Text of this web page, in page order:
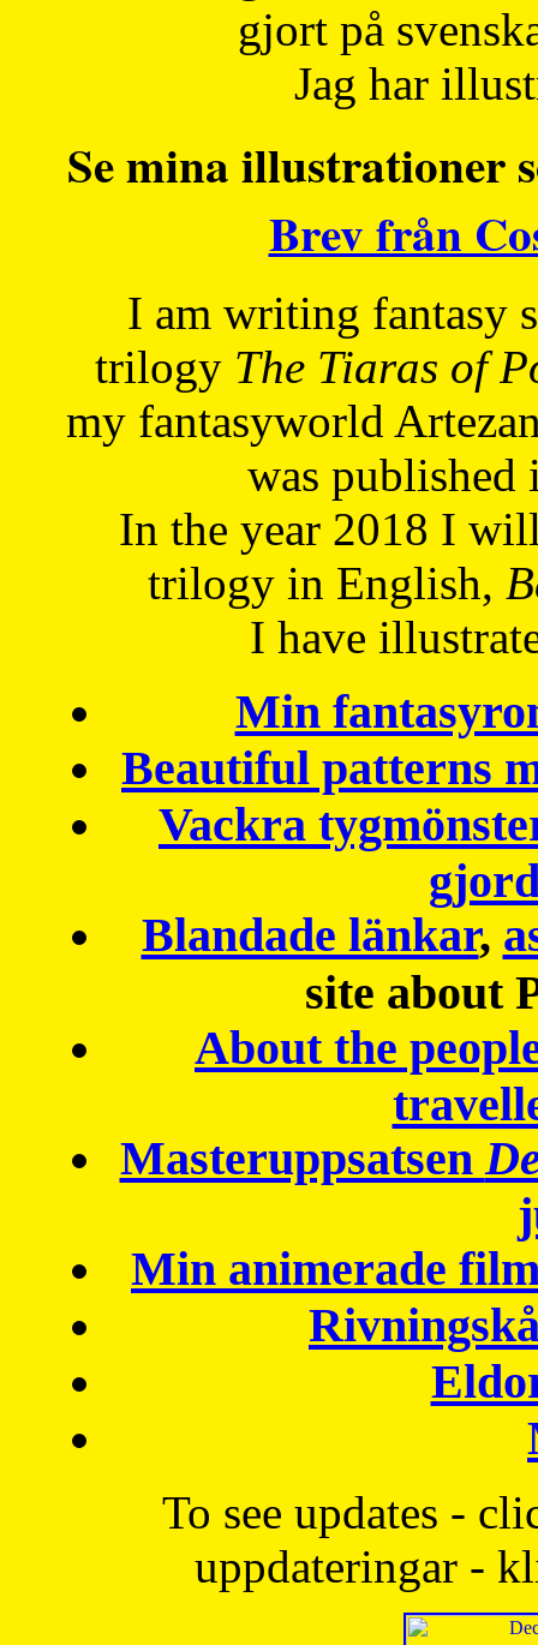
gjort på
Jag har
Se mina illustrationer
Brev från
I am writing fantasy
trilogy The Tiaras of
my fantasyworld
was published
In the year 2018 I
trilogy in English,
I have
Min
Beautiful patterns
Vackra
Blandade länkar,
site about
About the
Masteruppsatsen
Min animerade
To see updates -
uppdateringar -